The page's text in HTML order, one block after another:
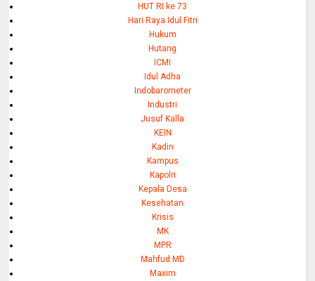
HUT RI ke 73
Hari Raya Idul Fitri
Hukum
Hutang
ICMI
Idul Adha
Indobarometer
Industri
Jusuf Kalla
KEIN
Kadin
Kampus
Kapolri
Kepala Desa
Kesehatan
Krisis
MK
MPR
Mahfud MD
Maxim